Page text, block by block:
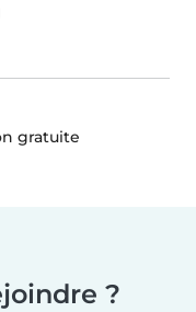
gratuite
?